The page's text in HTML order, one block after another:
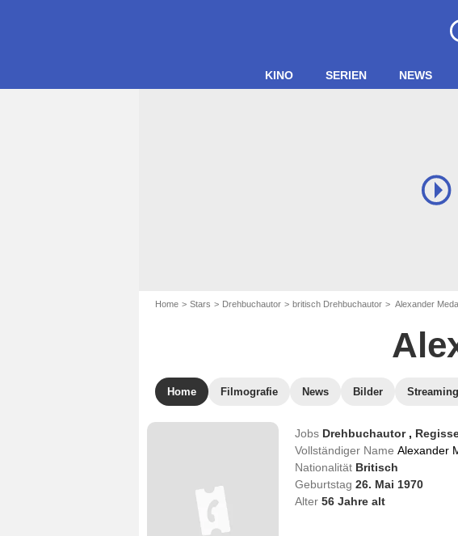
KINO SERIEN NEWS
Home Stars Drehbuchautor britisch Drehbuchautor Alexander
Home Filmografie News Bilder Streaming
Jobs Drehbuchautor ,
Vollständiger Name Alexander
Nationalität Britisch
Geburtstag 26. Mai 1970
Alter 56Jahre alt